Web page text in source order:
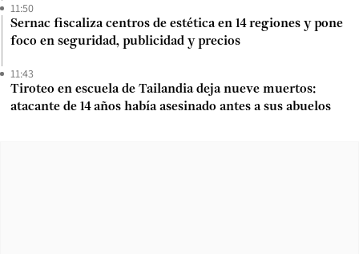
11:50
Sernac fiscaliza centros de estética en 14 regiones y pone
foco en seguridad, publicidad y precios
11:43
Tiroteo en escuela de Tailandia deja nueve muertos:
atacante de 14 años había asesinado antes a sus abuelos